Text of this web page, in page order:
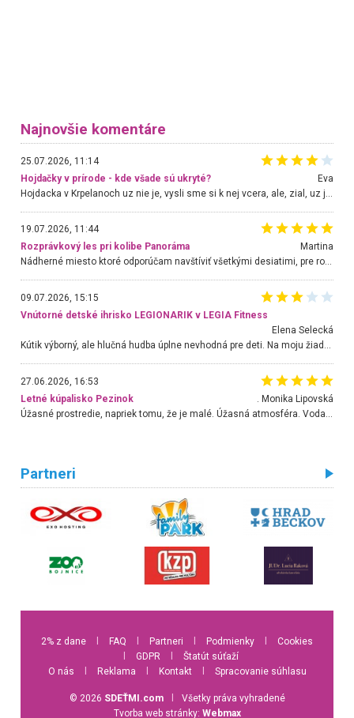
Najnovšie komentáre
25.07.2026, 11:14
Hojdačky v prírode - kde všade sú ukryté?
Eva
19.07.2026, 11:44
Rozprávkový les pri kolibe Panoráma
Martina
Nádherné miesto ktoré odporúčam navštíviť všetkými desiatimi, pre rodiny s deťmi, dôchodcom... Proste a jednoducho ozaj rozprávkový les.. určite ešte prídeme. Odniesli sme si na pamiatku krásne tričká,
09.07.2026, 15:15
Vnútorné detské ihrisko LEGIONARIK v LEGIA Fitness
Elena Selecká
Kútik výborný, ale hlučná hudba úplne nevhodná pre deti. Na moju žiadosť o aspoň sušenie nereagovali.
27.06.2026, 16:53
Letné kúpalisko Pezinok
. Monika Lipovská
Partneri
2% z dane FAQ Partneri Podmienky
Cookies
GDPR
Štatút súťaží
O nás
Reklama Kontakt Spracovanie súhlasu
© 2026 SDEŤMI.com
Všetky práva vyhradené
Tvorba web stránky: Webmax